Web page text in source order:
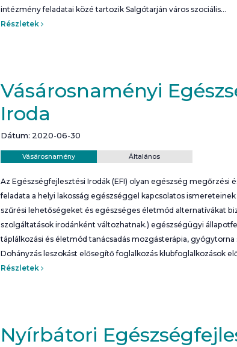
intézmény feladatai közé tartozik Salgótarján város szociális…
Részletek
Vásárosnaményi
Iroda
Dátum: 2020-06-30
Helyszín:Vásárosnamény
Kategória: Általános
Az Egészségfejlesztési Irodák (EFI) olyan egészség megőrzési
feladata a helyi lakosság egészséggel kapcsolatos
szűrési lehetőségeket és egészséges életmód alternatívákat
szolgáltatások irodánként változhatnak.) egészségügyi
táplálkozási és életmód tanácsadás mozgásterápia,
Dohányzás leszokást elősegítő foglalkozás klubfoglalkozások
Részletek
Nyírbátori